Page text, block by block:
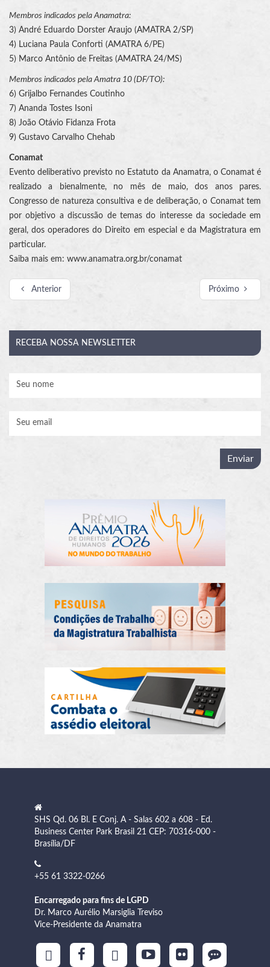
Membros indicados pela Anamatra:
3) André Eduardo Dorster Araujo (AMATRA 2/SP)
4) Luciana Paula Conforti (AMATRA 6/PE)
5) Marco Antônio de Freitas (AMATRA 24/MS)
Membros indicados pela Amatra 10 (DF/TO):
6) Grijalbo Fernandes Coutinho
7) Ananda Tostes Isoni
8) João Otávio Fidanza Frota
9) Gustavo Carvalho Chehab
Conamat
Evento deliberativo previsto no Estatuto da Anamatra, o Conamat é
realizado a bienalmente, no mês de maio, dos anos pares.
Congresso de natureza consultiva e de deliberação, o Conamat tem
por objetivo a discussão de temas do interesse da sociedade em
geral, dos operadores do Direito em especial e da Magistratura em
particular.
Saiba mais em: www.anamatra.org.br/conamat
Anterior Próximo
RECEBA NOSSA NEWSLETTER
SHS Qd. 06 Bl. E Conj. A - Salas 602 a 608 - Ed.
Business Center Park Brasil 21 CEP: 70316-000 -
Brasília/DF
+55 61 3322-0266
Encarregado para fins de LGPD
Dr. Marco Aurélio Marsiglia Treviso
Vice-Presidente da Anamatra